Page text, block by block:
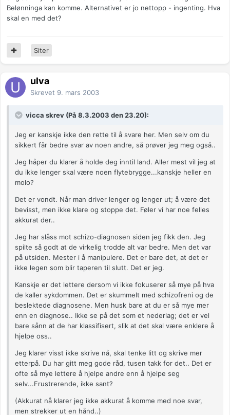
Belønninga kan komme. Alternativet er jo nettopp - ingenting. Hva
skal en med det?
Siter
ulva
Skrevet 9. mars 2003
vicca skrev (På 8.3.2003 den 23.20):
Jeg er kanskje ikke den rette til å svare her. Men selv om du
sikkert får bedre svar av noen andre, så prøver jeg meg også..
Jeg håper du klarer å holde deg inntil land. Aller mest vil jeg at
du ikke lenger skal være noen flytebrygge...kanskje heller en
molo?
Det er vondt. Når man driver lenger og lenger ut; å være det
bevisst, men ikke klare og stoppe det. Føler vi har noe felles
akkurat der..
Jeg har slåss mot schizo-diagnosen siden jeg fikk den. Jeg
spilte så godt at de virkelig trodde alt var bedre. Men det var
på utsiden. Mester i å manipulere. Det er bare det, at det er
ikke legen som blir taperen til slutt. Det er jeg.
Kanskje er det lettere dersom vi ikke fokuserer så mye på hva
de kaller sykdommen. Det er skummelt med schizofreni og de
beslektede diagnosene. Men husk bare at du er så mye mer
enn en diagnose.. Ikke se på det som et nederlag; det er vel
bare sånn at de har klassifisert, slik at det skal være enklere å
hjelpe oss..
Jeg klarer visst ikke skrive nå, skal tenke litt og skrive mer
etterpå. Du har gitt meg gode råd, tusen takk for det.. Det er
ofte så mye lettere å hjelpe andre enn å hjelpe seg
selv...Frustrerende, ikke sant?
(Akkurat nå klarer jeg ikke akkurat å komme med noe svar,
men strekker ut en hånd..)